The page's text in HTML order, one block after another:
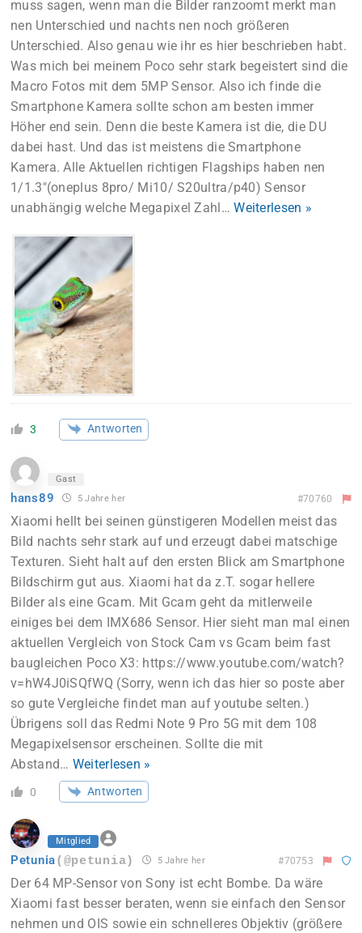
muss sagen, wenn man die Bilder ranzoomt merkt man
nen Unterschied und nachts nen noch größeren
Unterschied. Also genau wie ihr es hier beschrieben habt.
Was mich bei meinem Poco sehr stark begeistert sind die
Macro Fotos mit dem 5MP Sensor. Also ich finde die
Smartphone Kamera sollte schon am besten immer
Höher end sein. Denn die beste Kamera ist die, die DU
dabei hast. Und das ist meistens die Smartphone
Kamera. Alle Aktuellen richtigen Flagships haben nen
1/1.3″(oneplus 8pro/ Mi10/ S20ultra/p40) Sensor
unabhängig welche Megapixel Zahl…Weiterlesen »
3 Antworten
Gast
hans89 5 Jahre her #70760
Xiaomi hellt bei seinen günstigeren Modellen meist das
Bild nachts sehr stark auf und erzeugt dabei matschige
Texturen. Sieht halt auf den ersten Blick am Smartphone
Bildschirm gut aus. Xiaomi hat da z.T. sogar hellere
Bilder als eine Gcam. Mit Gcam geht da mitlerweile
einiges bei dem IMX686 Sensor. Hier sieht man mal einen
aktuellen Vergleich von Stock Cam vs Gcam beim fast
baugleichen Poco X3: https://www.youtube.com/watch?
v=hW4J0iSQfWQ (Sorry, wenn ich das hier so poste aber
so gute Vergleiche findet man auf youtube selten.)
Übrigens soll das Redmi Note 9 Pro 5G mit dem 108
Megapixelsensor erscheinen. Sollte die mit
Abstand… Weiterlesen »
0 Antworten
Mitglied
Petunia(@petunia) 5 Jahre her #70753
Der 64 MP-Sensor von Sony ist echt Bombe. Da wäre
Xiaomi fast besser beraten, wenn sie einfach den Sensor
nehmen und OIS sowie ein schnelleres Objektiv (größere